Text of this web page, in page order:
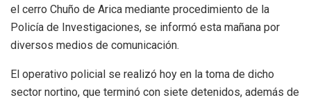
el cerro Chuño de Arica mediante procedimiento de la
Policía de Investigaciones, se informó esta mañana por
diversos medios de comunicación.
El operativo policial se realizó hoy en la toma de dicho
sector nortino, que terminó con siete detenidos, además de